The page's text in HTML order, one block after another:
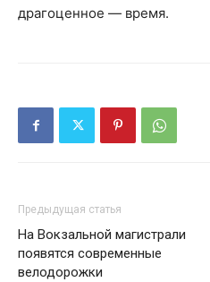
драгоценное — время.
Предыдущая статья
На Вокзальной магистрали
появятся современные
велодорожки